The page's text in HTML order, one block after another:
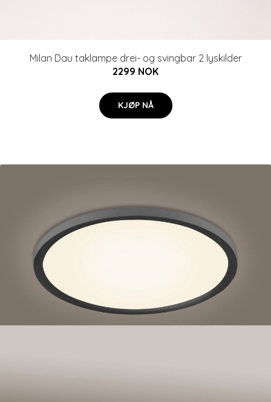
Milan Dau taklampe drei- og svingbar 2 lyskilder
2299 NOK
KJØP NÅ